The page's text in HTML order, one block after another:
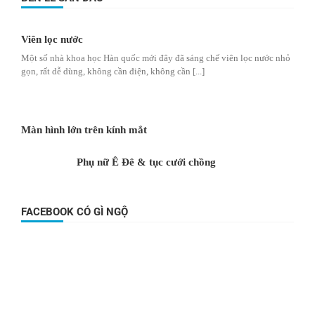
Viên lọc nước
Một số nhà khoa học Hàn quốc mới đây đã sáng chế viên lọc nước nhỏ
gọn, rất dễ dùng, không cần điện, không cần [...]
Màn hình lớn trên kính mắt
Phụ nữ Ê Đê & tục cưới chồng
FACEBOOK CÓ GÌ NGỘ